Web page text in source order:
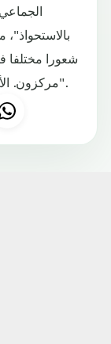
شعورا مختلفا
مركزون. الأمر غريب بعض الشيء لكننا سنمضي قدما".